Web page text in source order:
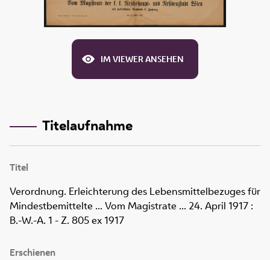
IM VIEWER ANSEHEN
Titelaufnahme
Titel
Verordnung. Erleichterung des Lebensmittelbezuges für
Mindestbemittelte ... Vom Magistrate ... 24. April 1917 :
B.-W.-A. 1 - Z. 805 ex 1917
Erschienen